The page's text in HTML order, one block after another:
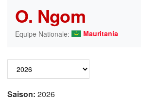
O. Ngom
Equipe Nationale: Mauritania
Saison: 2026